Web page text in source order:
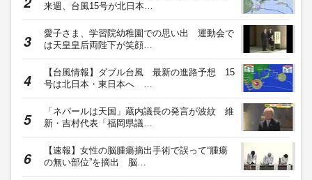
来週、台風15号が北日本…
愛子さま、学習院幼稚園での思い出 運動会で
は天皇皇后両陛下が笑顔…
【台風情報】ダブル台風 最新の進路予想 15
号は北日本・東日本へ …
「ネパールは天国」蔵内議長の発言が波紋 維
新・吉村代表「福岡県議…
【速報】女性の脳腫瘍摘出手術で誤って“腫瘍
の無い部位”を摘出 脳…